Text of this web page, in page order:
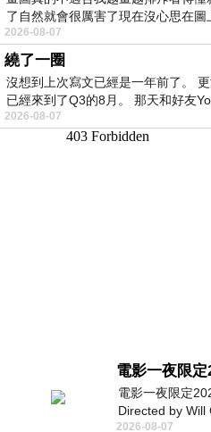
了自然就會很厲害了現在沒心思在
2026-08-07
繞了一圈
沒想到上次寫文已經是一年前了。
已經來到了Q3的8月。 那天和好友
2026-08-07
電影一夜限定
Directed by Will
Starring Monica
2026-08-07